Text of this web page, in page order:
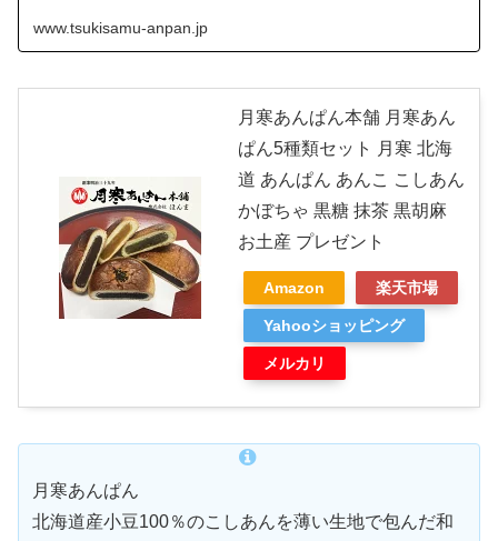
www.tsukisamu-anpan.jp
月寒あんぱん本舗 月寒あん
ぱん5種類セット 月寒 北海
道 あんぱん あんこ こしあん
かぼちゃ 黒糖 抹茶 黒胡麻
お土産 プレゼント
Amazon 楽天市場
Yahooショッピング
メルカリ
月寒あんぱん
北海道産小豆100％のこしあんを薄い生地で包んだ和